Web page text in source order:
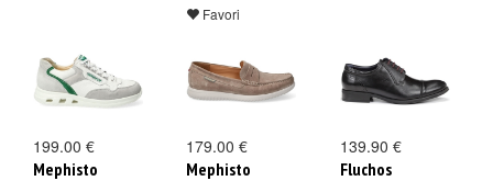
Favori
199.00 €
Mephisto
179.00 €
Mephisto
139.90 €
Fluchos